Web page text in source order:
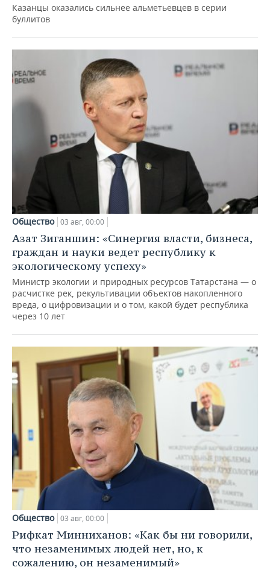
Казанцы оказались сильнее альметьевцев в серии
буллитов
Общество 03 авг, 00:00
Азат Зиганшин: «Синергия власти, бизнеса,
граждан и науки ведет республику к
экологическому успеху»
Министр экологии и природных ресурсов Татарстана — о
расчистке рек, рекультивации объектов накопленного
вреда, о цифровизации и о том, какой будет республика
через 10 лет
Общество 03 авг, 00:00
Рифкат Минниханов: «Как бы ни говорили,
что незаменимых людей нет, но, к
сожалению, он незаменимый»